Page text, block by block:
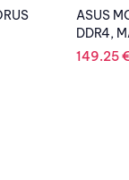
K, 1200,
ASUS
DDR4,
105.05